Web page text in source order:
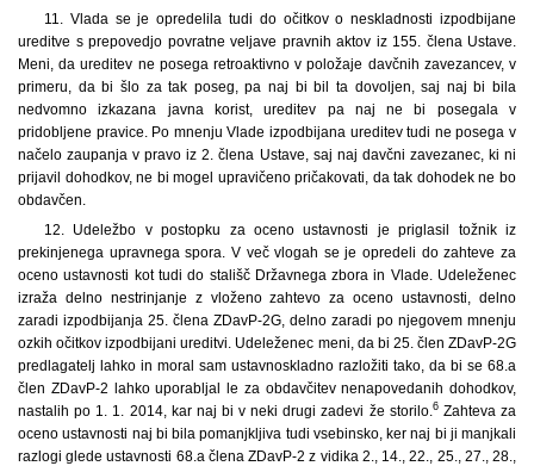
11. Vlada se je opredelila tudi do očitkov o neskladnosti izpodbijane
ureditve s prepovedjo povratne veljave pravnih aktov iz 155. člena Ustave.
Meni, da ureditev ne posega retroaktivno v položaje davčnih zavezancev, v
primeru, da bi šlo za tak poseg, pa naj bi bil ta dovoljen, saj naj bi bila
nedvomno izkazana javna korist, ureditev pa naj ne bi posegala v
pridobljene pravice. Po mnenju Vlade izpodbijana ureditev tudi ne posega v
načelo zaupanja v pravo iz 2. člena Ustave, saj naj davčni zavezanec, ki ni
prijavil dohodkov, ne bi mogel upravičeno pričakovati, da tak dohodek ne bo
obdavčen.
12. Udeležbo v postopku za oceno ustavnosti je priglasil tožnik iz
prekinjenega upravnega spora. V več vlogah se je opredeli do zahteve za
oceno ustavnosti kot tudi do stališč Državnega zbora in Vlade. Udeleženec
izraža delno nestrinjanje z vloženo zahtevo za oceno ustavnosti, delno
zaradi izpodbijanja 25. člena ZDavP-2G, delno zaradi po njegovem mnenju
ozkih očitkov izpodbijani ureditvi. Udeleženec meni, da bi 25. člen ZDavP-2G
predlagatelj lahko in moral sam ustavnoskladno razložiti tako, da bi se 68.a
člen ZDavP-2 lahko uporabljal le za obdavčitev nenapovedanih dohodkov,
nastalih po 1. 1. 2014, kar naj bi v neki drugi zadevi že storilo. 6Zahteva za
oceno ustavnosti naj bi bila pomanjkljiva tudi vsebinsko, ker naj bi ji manjkali
razlogi glede ustavnosti 68.a člena ZDavP-2 z vidika 2., 14., 22., 25., 27., 28.,